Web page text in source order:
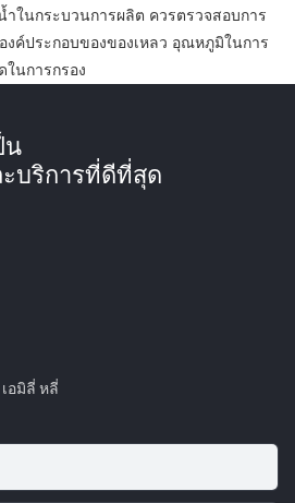
ในกระบวนการผลิต ควรตรวจสอบการ
งค์ประกอบของของเหลว อุณหภูมิในการ
นการกรอง
น
บริการที่ดีที่สุด
อมิลี่ หลี่